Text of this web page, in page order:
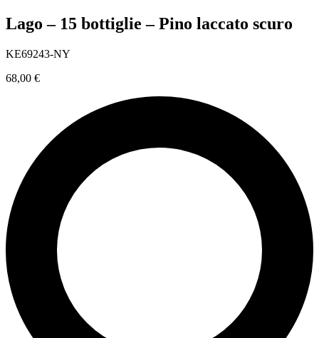
Lago – 15 bottiglie – Pino laccato scuro
KE69243-NY
68,00 €